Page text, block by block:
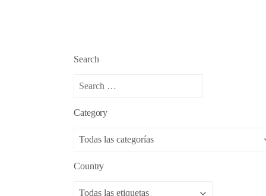
Search
Category
Country